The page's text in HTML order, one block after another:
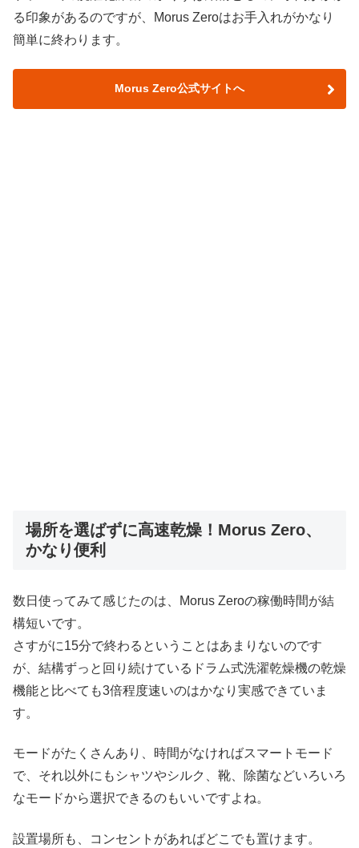
る印象があるのですが、Morus Zeroはお手入れがかなり
簡単に終わります。
Morus Zero公式サイトへ
場所を選ばずに高速乾燥！Morus Zero、
かなり便利
数日使ってみて感じたのは、Morus Zeroの稼働時間が結
構短いです。
さすがに15分で終わるということはあまりないのです
が、結構ずっと回り続けているドラム式洗濯乾燥機の乾燥
機能と比べても3倍程度速いのはかなり実感できていま
す。
モードがたくさんあり、時間がなければスマートモード
で、それ以外にもシャツやシルク、靴、除菌などいろいろ
なモードから選択できるのもいいですよね。
設置場所も、コンセントがあればどこでも置けます。